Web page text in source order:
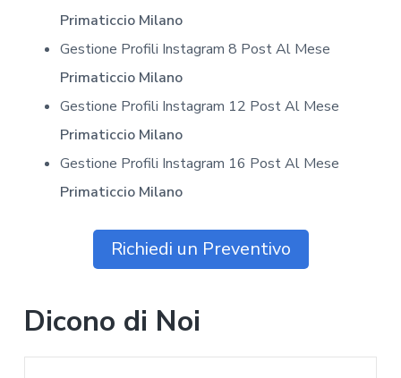
Primaticcio Milano
Gestione Profili Instagram 8 Post Al Mese
Primaticcio Milano
Gestione Profili Instagram 12 Post Al Mese
Primaticcio Milano
Gestione Profili Instagram 16 Post Al Mese
Primaticcio Milano
Richiedi un Preventivo
Dicono di Noi